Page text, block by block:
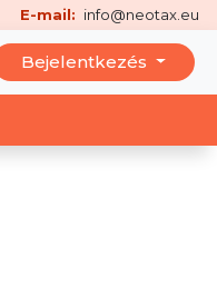
E-mail: info@neotax.eu
Bejelentkezés